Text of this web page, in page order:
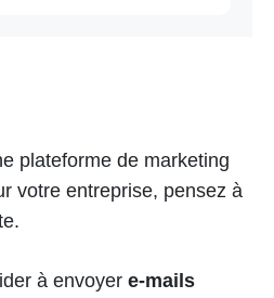
plateforme de marketing
votre entreprise, pensez à
à envoyer e-mails